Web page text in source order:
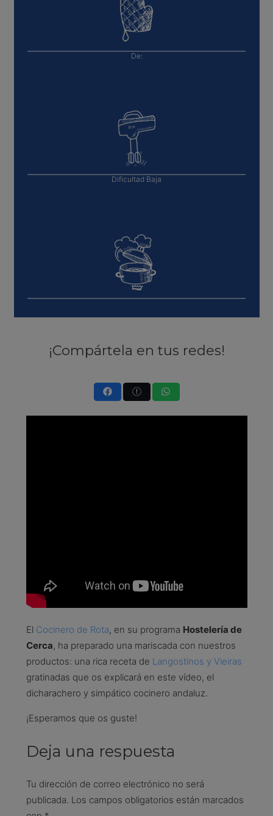
De:
Dificultad Baja
¡Compártela en tus redes!
El Cocinero de Rota, en su programa Hostelería de
Cerca, ha preparado una mariscada con nuestros
productos: una rica receta de Langostinos y Vieiras
gratinadas que os explicará en este vídeo, el
dicharachero y simpático cocinero andaluz.
¡Esperamos que os guste!
Deja una respuesta
Tu dirección de correo electrónico no será
publicada. Los campos obligatorios están marcados